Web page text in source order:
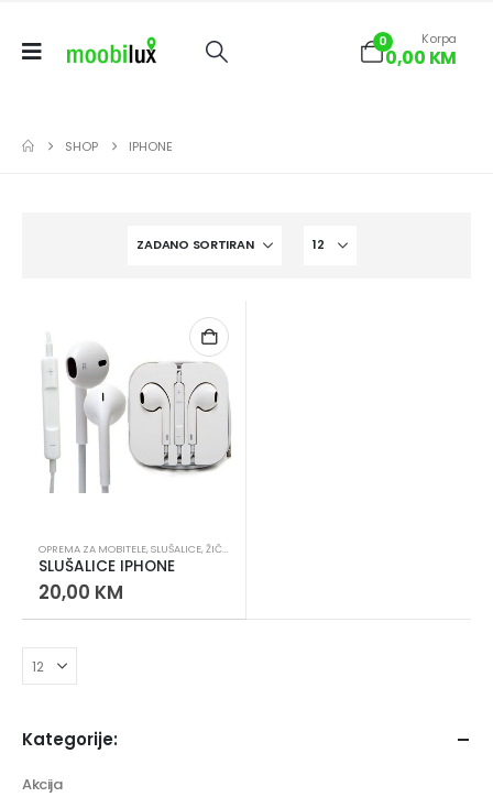
0 Korpa
0,00 KM
SHOP IPHONE
OPREMA ZA MOBITELE,SLUŠALICE,ŽIČANE SLUŠALICE
SLUŠALICE IPHONE
20,00 KM
Kategorije:
Akcija